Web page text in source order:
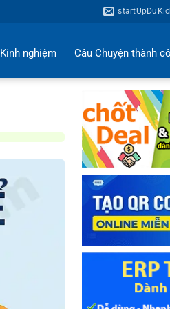
Kinh nghiệm Câu Chuyện thành